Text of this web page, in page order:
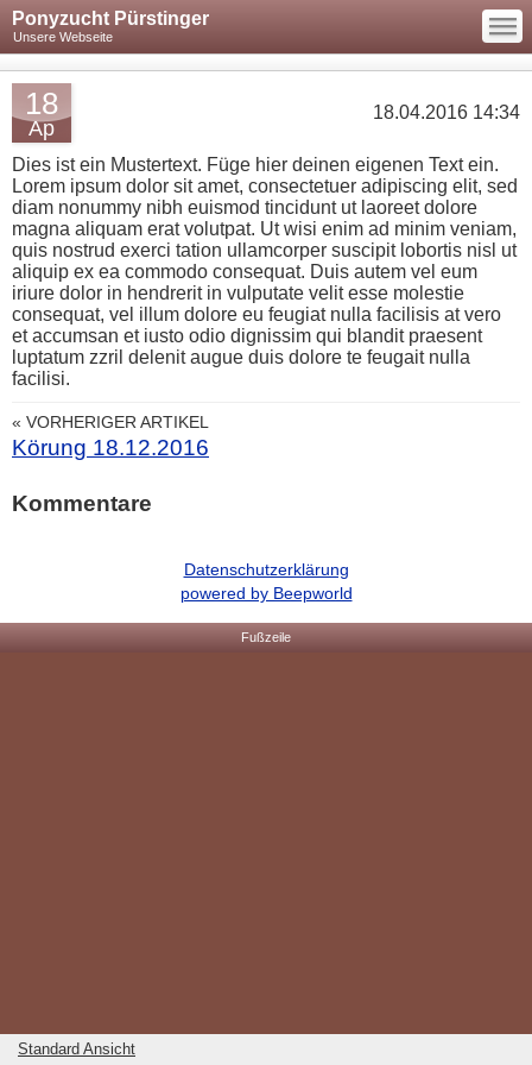
Ponyzucht Pürstinger
Unsere Webseite
—
—
—
18
Ap
18.04.2016 14:34
Dies ist ein Mustertext. Füge hier deinen eigenen Text ein.
Lorem ipsum dolor sit amet, consectetuer adipiscing elit, sed
diam nonummy nibh euismod tincidunt ut laoreet dolore
magna aliquam erat volutpat. Ut wisi enim ad minim veniam,
quis nostrud exerci tation ullamcorper suscipit lobortis nisl ut
aliquip ex ea commodo consequat. Duis autem vel eum
iriure dolor in hendrerit in vulputate velit esse molestie
consequat, vel illum dolore eu feugiat nulla facilisis at vero
et accumsan et iusto odio dignissim qui blandit praesent
luptatum zzril delenit augue duis dolore te feugait nulla
facilisi.
« VORHERIGER ARTIKEL
Körung 18.12.2016
Kommentare
Datenschutzerklärung
powered by Beepworld
Fußzeile
Standard Ansicht